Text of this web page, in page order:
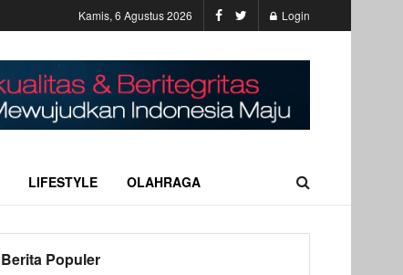
Kamis, 6 Agustus 2026 Login
LIFESTYLE OLAHRAGA
Berita Populer